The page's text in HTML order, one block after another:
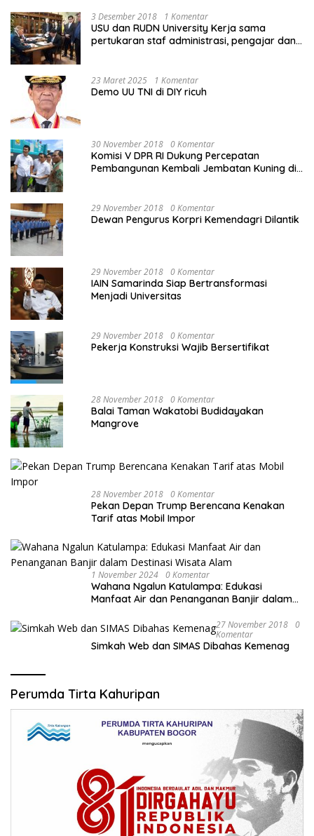
3 Desember 2018 1 Komentar
USU dan RUDN University Kerja sama
pertukaran staf administrasi, pengajar dan
23 Maret 2025 1 Komentar
Demo UU TNI di DIY ricuh
30 November 2018 0 Komentar
Komisi V DPR RI Dukung Percepatan
Pembangunan Kembali Jembatan Kuning di
29 November 2018 0 Komentar
Dewan Pengurus Korpri Kemendagri Dilantik
29 November 2018 0 Komentar
IAIN Samarinda Siap Bertransformasi
Menjadi Universitas
29 November 2018 0 Komentar
Pekerja Konstruksi Wajib Bersertifikat
28 November 2018 0 Komentar
Balai Taman Wakatobi Budidayakan
Mangrove
28 November 2018 0 Komentar
Pekan Depan Trump Berencana Kenakan
Tarif atas Mobil Impor
1 November 2024 0 Komentar
Wahana Ngalun Katulampa: Edukasi
Manfaat Air dan Penanganan Banjir dalam
27 November 2018 0
Komentar
Simkah Web dan SIMAS Dibahas Kemenag
Perumda Tirta Kahuripan